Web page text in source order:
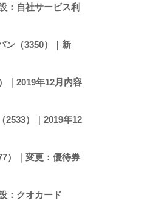
：自社サービス利
ン（3350）｜新
｜2019年12月内容
2533）｜2019年12
）｜変更：優待券
：クオカード